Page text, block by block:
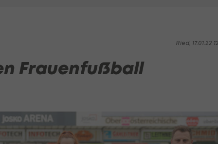
Ried, 17.01.22
Frauenfußball